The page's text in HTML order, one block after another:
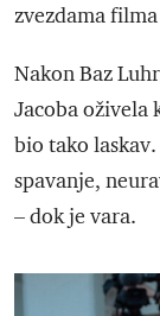
zvezdama
Nakon Baz
Jacoba
bio tako
spavanje,
– dok je vara.